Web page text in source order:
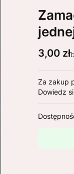
Cena
3,00 zł
Za zakup
Dowiedz